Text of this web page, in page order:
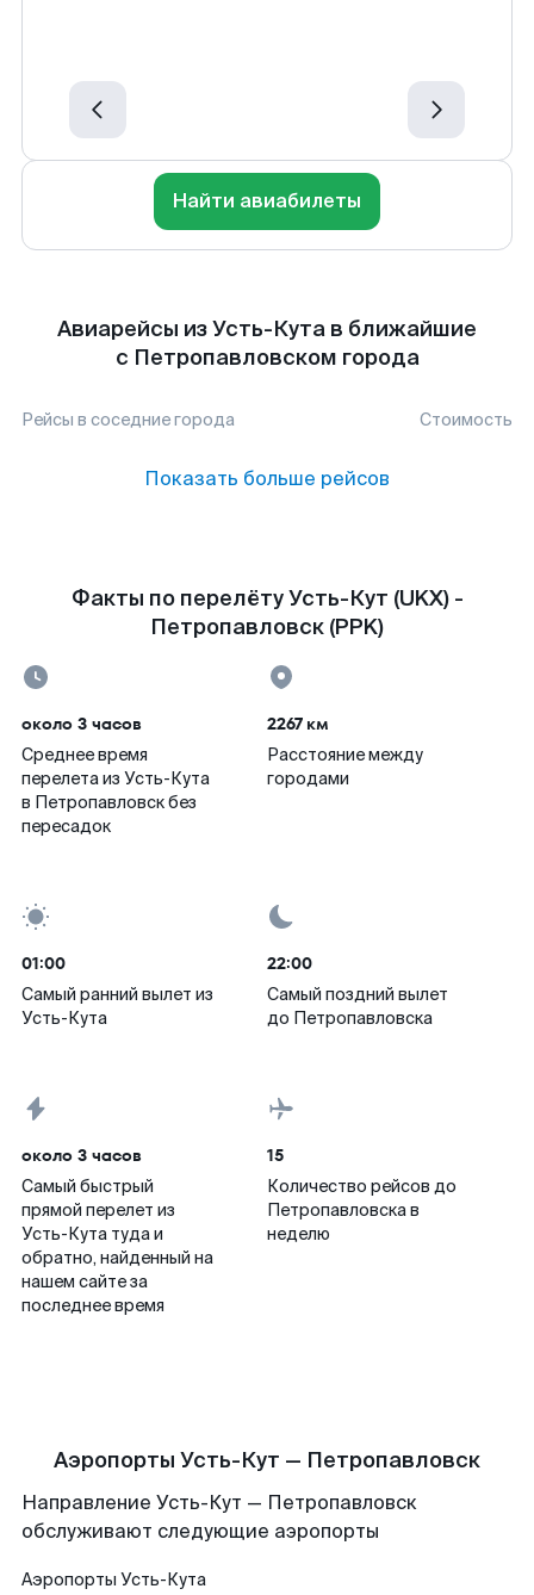
Найти авиабилеты
Авиарейсы из Усть-Кута в ближайшие
с Петропавловском города
Рейсы в соседние города Стоимость
Показать больше рейсов
Факты по перелёту Усть-Кут (UKX) -
Петропавловск (PPK)
около 3 часов
Среднее время
перелета из Усть-Кута
в Петропавловск без
пересадок
2267 км
Расстояние между
городами
01:00
Самый ранний вылет из
Усть-Кута
22:00
Самый поздний вылет
до Петропавловска
около 3 часов
Самый быстрый
прямой перелет из
Усть-Кута туда и
обратно, найденный на
нашем сайте за
последнее время
15
Количество рейсов до
Петропавловска в
неделю
Аэропорты Усть-Кут — Петропавловск
Направление Усть-Кут — Петропавловск
обслуживают следующие аэропорты
Аэропорты Усть-Кута